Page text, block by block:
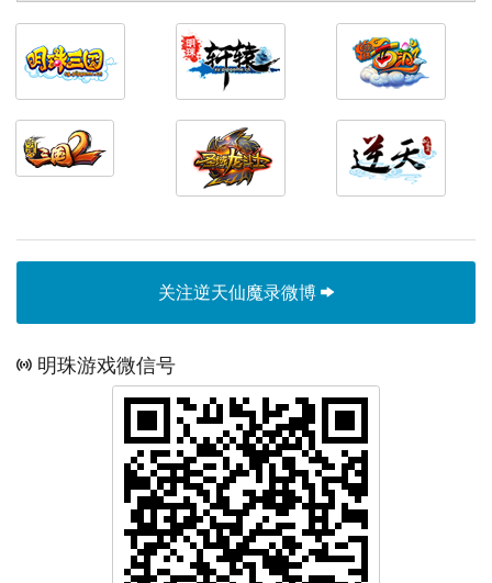
关注逆天仙魔录微博
明珠游戏微信号